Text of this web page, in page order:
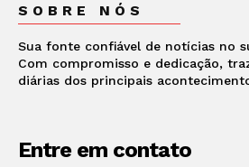
SOBRE NÓS
Sua fonte confiável de notícias no
Com compromisso e dedicação,
diárias dos principais
Entre em contato